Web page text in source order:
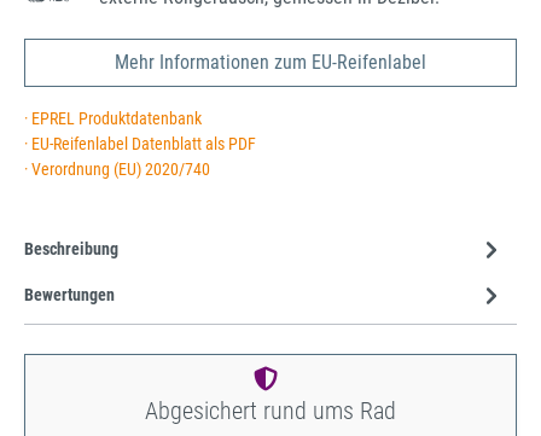
Mehr Informationen zum EU-Reifenlabel
· EPREL Produktdatenbank
· EU-Reifenlabel Datenblatt als PDF
· Verordnung (EU) 2020/740
Beschreibung
Bewertungen
Abgesichert rund ums Rad